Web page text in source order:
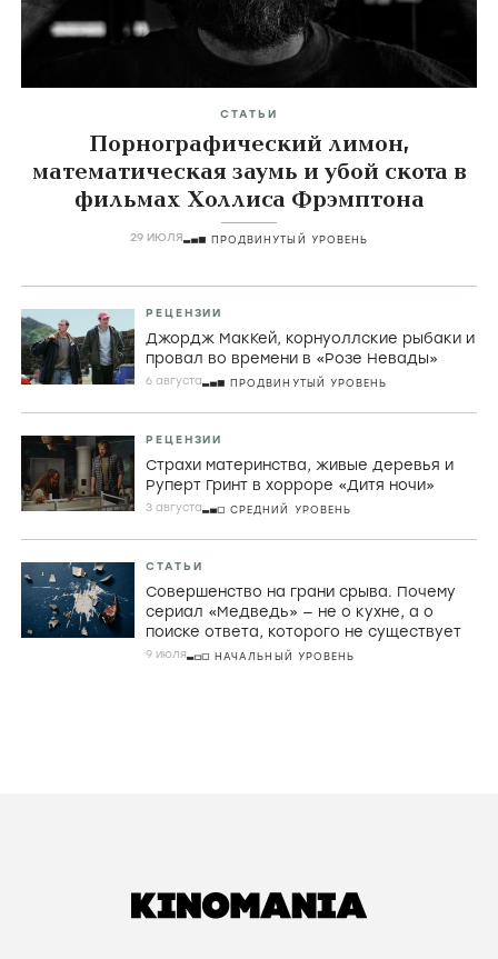
СТАТЬИ
Порнографический лимон,
математическая заумь и убой скота в
фильмах Холлиса Фрэмптона
29 ИЮЛЯ ПРОДВИНУТЫЙ УРОВЕНЬ
РЕЦЕНЗИИ
Джордж МакКей, корнуоллские рыбаки и
провал во времени в «Розе Невады»
6 августа ПРОДВИНУТЫЙ УРОВЕНЬ
РЕЦЕНЗИИ
Страхи материнства, живые деревья и
Руперт Гринт в хорроре «Дитя ночи»
3 августа СРЕДНИЙ УРОВЕНЬ
СТАТЬИ
Совершенство на грани срыва. Почему
сериал «Медведь» — не о кухне, а о
поиске ответа, которого не существует
9 июля НАЧАЛЬНЫЙ УРОВЕНЬ